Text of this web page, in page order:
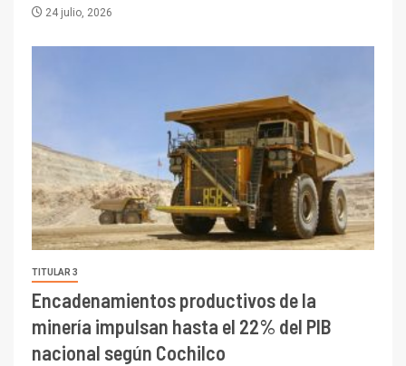
24 julio, 2026
TITULAR 3
Encadenamientos productivos de la
minería impulsan hasta el 22% del PIB
nacional según Cochilco